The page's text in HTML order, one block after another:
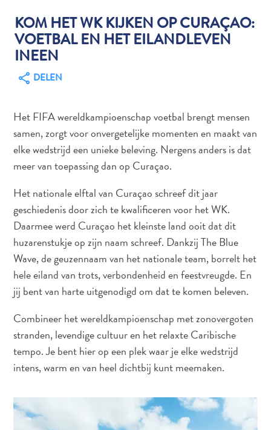
Autoverhuur
Bezienswaardigheden
Diversen
snorkelplekken
Duikoperators
Eten
en
Kunst
en
cultuur
Landactiviteiten
Musea
Nachtleven
en
Natuur
en
parken
Sauna
wellness
Sport
KOM HET WK KIJKEN OP CURAÇAO:
VOETBAL EN HET EILANDLEVEN
INEEN
DELEN
Het FIFA wereldkampioenschap voetbal brengt mensen
samen, zorgt voor onvergetelijke momenten en maakt van
elke wedstrijd een unieke beleving. Nergens anders is dat
meer van toepassing dan op Curaçao.
Het nationale elftal van Curaçao schreef dit jaar
geschiedenis door zich te kwalificeren voor het WK.
Daarmee werd Curaçao het kleinste land ooit dat dit
huzarenstukje op zijn naam schreef. Dankzij The Blue
Wave, de geuzennaam van het nationale team, borrelt het
hele eiland van trots, verbondenheid en feestvreugde. En
jij bent van harte uitgenodigd om dat te komen beleven.
Combineer het wereldkampioenschap met zonovergoten
stranden, levendige cultuur en het relaxte Caribische
tempo. Je bent hier op een plek waar je elke wedstrijd
intens, warm en van heel dichtbij kunt meemaken.